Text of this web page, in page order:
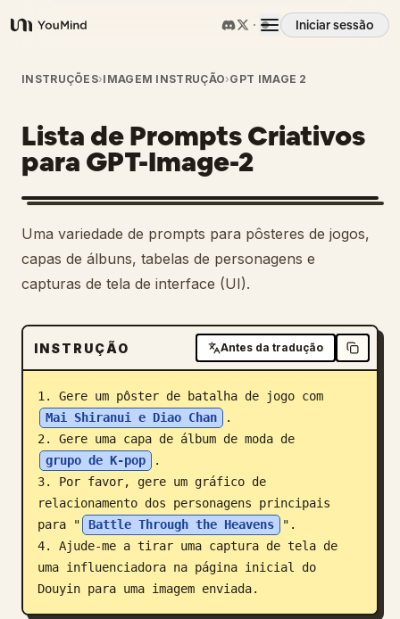
YouMind
Iniciar sessão
Visão geral
Casos de uso
Habilidades
Prompts
Transferir
Blogue
Atualizações
INSTRUÇÕES›IMAGEM INSTRUÇÃO›GPT IMAGE 2
Lista de Prompts Criativos
para GPT-Image-2
Uma variedade de prompts para pôsteres de jogos,
capas de álbuns, tabelas de personagens e
capturas de tela de interface (UI).
INSTRUÇÃO Antes da tradução
1. Gere um pôster de batalha de jogo com
Mai Shiranui e Diao Chan
.
2. Gere uma capa de álbum de moda de
grupo de K-pop
.
3. Por favor, gere um gráfico de
relacionamento dos personagens principais
para "
Battle Through the Heavens
".
4. Ajude-me a tirar uma captura de tela de
uma influenciadora na página inicial do
Douyin para uma imagem enviada.